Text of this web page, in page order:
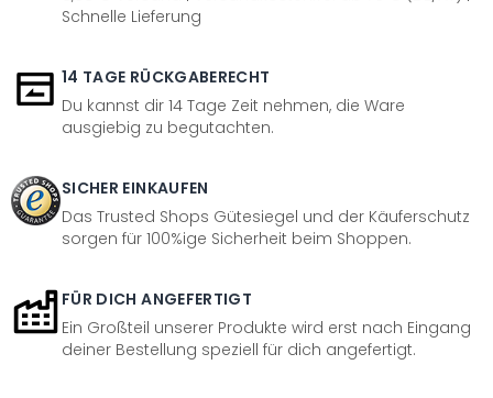
Schnelle Lieferung
14 TAGE RÜCKGABERECHT
Du kannst dir 14 Tage Zeit nehmen, die Ware
ausgiebig zu begutachten.
SICHER EINKAUFEN
Das Trusted Shops Gütesiegel und der Käuferschutz
sorgen für 100%ige Sicherheit beim Shoppen.
FÜR DICH ANGEFERTIGT
Ein Großteil unserer Produkte wird erst nach Eingang
deiner Bestellung speziell für dich angefertigt.